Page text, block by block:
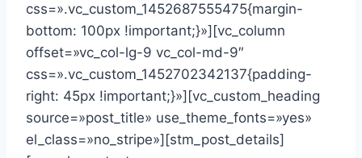
css=».vc_custom_1452687555475{margin-
bottom: 100px !important;}»][vc_column
offset=»vc_col-lg-9 vc_col-md-9″
css=».vc_custom_1452702342137{padding-
right: 45px !important;}»][vc_custom_heading
source=»post_title» use_theme_fonts=»yes»
el_class=»no_stripe»][stm_post_details]